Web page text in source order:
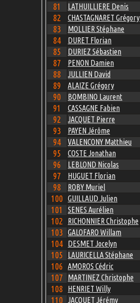
81 LATHUILLIERE Denis
82 CHASTAGNARET Grégory
83 MOLLIER Stéphane
84 DURET Florian
85 DURIEZ Sébastien
87 PENON Damien
88 JULLIEN David
89 ALAIZE Grégory
90 BOMBINO Laurent
91 CASSAGNE Fabien
92 JACQUET Pierre
93 PAYEN Jérôme
94 VALENCONY Matthieu
95 COSTE Jonathan
96 LEBLOND Nicolas
97 HUGUET Florian
98 ROBY Muriel
100 GUILLAUD Julien
101 SENES Aurélien
102 RICHONNIER Christophe
103 GALOFARO Willam
104 DESMET Jocelyn
105 LAURICELLA Stéphane
106 AMOROS Cédric
107 MARTINEZ Christophe
108 HENRIET Willy
110 JACQUET Jérémy